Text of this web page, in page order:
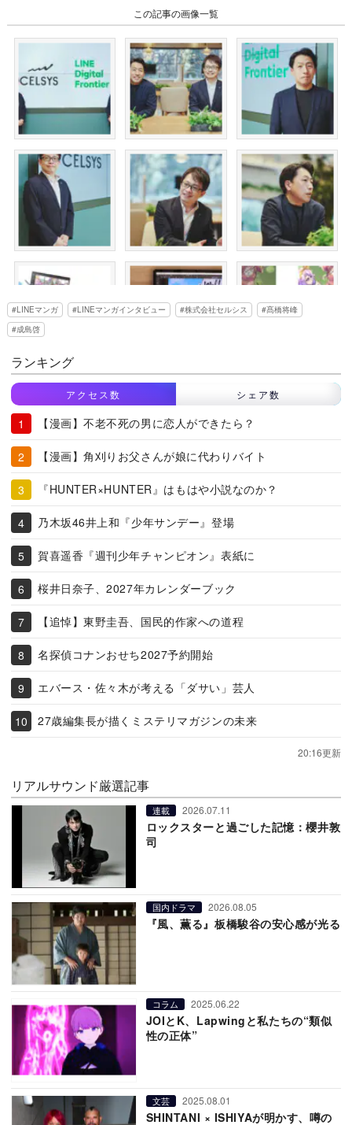
この記事の画像一覧
LINEマンガ LINEマンガインタビュー 株式会社セルシス
髙橋将峰
成島啓
ランキング
アクセス数 シェア数
【漫画】不老不死の男に恋人ができたら？
【漫画】角刈りお父さんが娘に代わりバイト
『HUNTER×HUNTER』はもはや小説なのか？
乃木坂46井上和『少年サンデー』登場
賀喜遥香『週刊少年チャンピオン』表紙に
桜井日奈子、2027年カレンダーブック
【追悼】東野圭吾、国民的作家への道程
名探偵コナンおせち2027予約開始
エバース・佐々木が考える「ダサい」芸人
27歳編集長が描くミステリマガジンの未来
20:16更新
リアルサウンド厳選記事
連載 2026.07.11
ロックスターと過ごした記憶：櫻井敦
司
国内ドラマ 2026.08.05
『風、薫る』板橋駿谷の安心感が光る
コラム 2025.06.22
JOIとK、Lapwingと私たちの“類似
性の正体”
文芸 2025.08.01
SHINTANI × ISHIYAが明かす、噂の